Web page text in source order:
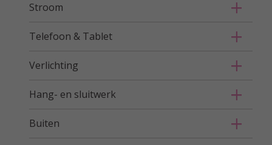
Stroom
Telefoon & Tablet
Verlichting
Hang- en sluitwerk
Buiten